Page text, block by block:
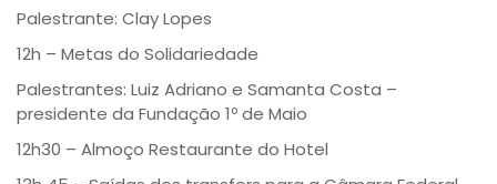
Palestrante: Clay Lopes
12h – Metas do Solidariedade
Palestrantes: Luiz Adriano e Samanta Costa –
presidente da Fundação 1º de Maio
12h30 – Almoço Restaurante do Hotel